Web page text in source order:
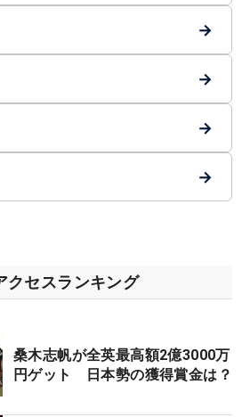
→
→
→
→
クセスランキング
桑木志帆が全英最高額2億3000万
円ゲット 日本勢の獲得賞金は？